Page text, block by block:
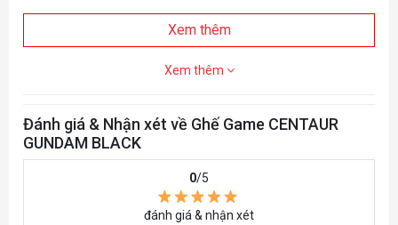
Xem thêm
Xem thêm
Đánh giá & Nhận xét về Ghế Game CENTAUR
GUNDAM BLACK
0/5
đánh giá & nhận xét